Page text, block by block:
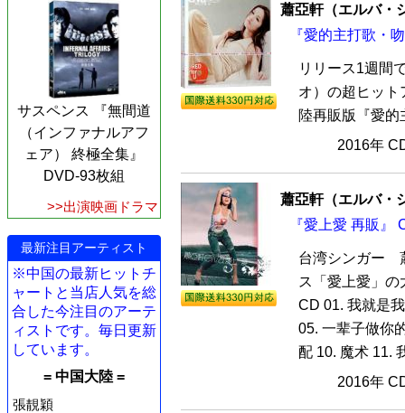
サスペンス 『無間道
（インファナルアフ
ェア） 終極全集』
DVD-93枚組
>>出演映画ドラマ
最新注目アーティスト
※中国の最新ヒットチ
ャートと当店人気を総
合した今注目のアーテ
ィストです。毎日更新
しています。
= 中国大陸 =
張靚穎
蕭亞軒（エルバ・
『愛的主打歌・
リリース1週間
オ）の超ヒット
陸再販版『愛
2016年
蕭亞軒（エルバ・
『愛上愛 再販』
台湾シンガー
ス「愛上愛」
CD 01. 我就是
05. 一辈子做你
配 10. 魔术 11.
2016年